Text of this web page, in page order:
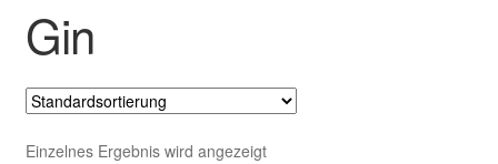
Gin
Einzelnes Ergebnis wird angezeigt